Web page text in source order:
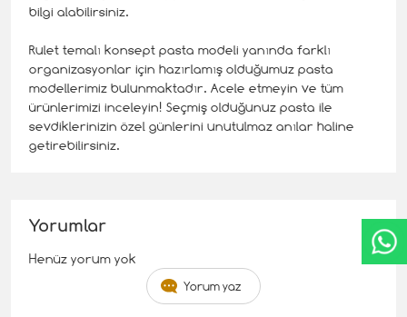
bilgi alabilirsiniz.
Rulet temalı konsept pasta modeli yanında farklı
organizasyonlar için hazırlamış olduğumuz pasta
modellerimiz bulunmaktadır. Acele etmeyin ve tüm
ürünlerimizi inceleyin! Seçmiş olduğunuz pasta ile
sevdiklerinizin özel günlerini unutulmaz anılar haline
getirebilirsiniz.
Yorumlar
Henüz yorum yok
Yorum yaz